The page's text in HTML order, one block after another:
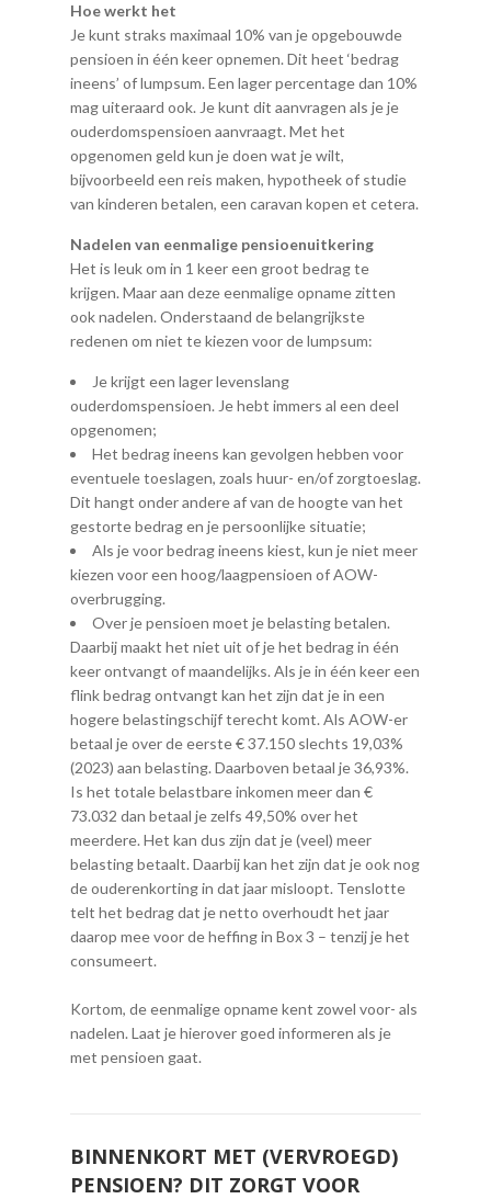
Hoe werkt het
Je kunt straks maximaal 10% van je opgebouwde
pensioen in één keer opnemen. Dit heet ‘bedrag
ineens’ of lumpsum. Een lager percentage dan 10%
mag uiteraard ook. Je kunt dit aanvragen als je je
ouderdomspensioen aanvraagt. Met het
opgenomen geld kun je doen wat je wilt,
bijvoorbeeld een reis maken, hypotheek of studie
van kinderen betalen, een caravan kopen et cetera.
Nadelen van eenmalige pensioenuitkering
Het is leuk om in 1 keer een groot bedrag te
krijgen. Maar aan deze eenmalige opname zitten
ook nadelen. Onderstaand de belangrijkste
redenen om niet te kiezen voor de lumpsum:
Je krijgt een lager levenslang
ouderdomspensioen. Je hebt immers al een deel
opgenomen;
Het bedrag ineens kan gevolgen hebben voor
eventuele toeslagen, zoals huur- en/of zorgtoeslag.
Dit hangt onder andere af van de hoogte van het
gestorte bedrag en je persoonlijke situatie;
Als je voor bedrag ineens kiest, kun je niet meer
kiezen voor een hoog/laagpensioen of AOW-
overbrugging.
Over je pensioen moet je belasting betalen.
Daarbij maakt het niet uit of je het bedrag in één
keer ontvangt of maandelijks. Als je in één keer een
flink bedrag ontvangt kan het zijn dat je in een
hogere belastingschijf terecht komt. Als AOW-er
betaal je over de eerste € 37.150 slechts 19,03%
(2023) aan belasting. Daarboven betaal je 36,93%.
Is het totale belastbare inkomen meer dan €
73.032 dan betaal je zelfs 49,50% over het
meerdere. Het kan dus zijn dat je (veel) meer
belasting betaalt. Daarbij kan het zijn dat je ook nog
de ouderenkorting in dat jaar misloopt. Tenslotte
telt het bedrag dat je netto overhoudt het jaar
daarop mee voor de heffing in Box 3 – tenzij je het
consumeert.
Kortom, de eenmalige opname kent zowel voor- als
nadelen. Laat je hierover goed informeren als je
met pensioen gaat.
BINNENKORT MET (VERVROEGD)
PENSIOEN? DIT ZORGT VOOR